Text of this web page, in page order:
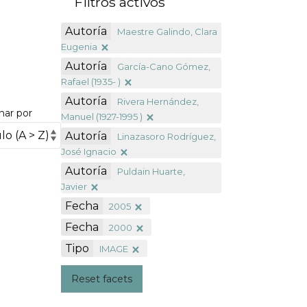
por
Autoría
Maestre Galindo, Clara
Eugenia
Autoría
García-Cano Gómez,
Rafael (1935- )
Autoría
Rivera Hernández,
Manuel (1927-1995 )
Autoría
Linazasoro Rodríguez,
José Ignacio
Autoría
Puldain Huarte,
Javier
Fecha 2005
Fecha 2000
Tipo IMAGE
Reset facets